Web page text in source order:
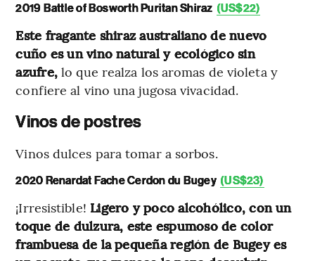
2019 Battle of Bosworth Puritan Shiraz (US$22)
Este fragante shiraz australiano de nuevo
cuño es un vino natural y ecológico sin
azufre, lo que realza los aromas de violeta y
confiere al vino una jugosa vivacidad.
Vinos de postres
Vinos dulces para tomar a sorbos.
2020 Renardat Fache Cerdon du Bugey (US$23)
¡Irresistible! Ligero y poco alcohólico, con un
toque de dulzura, este espumoso de color
frambuesa de la pequeña región de Bugey es